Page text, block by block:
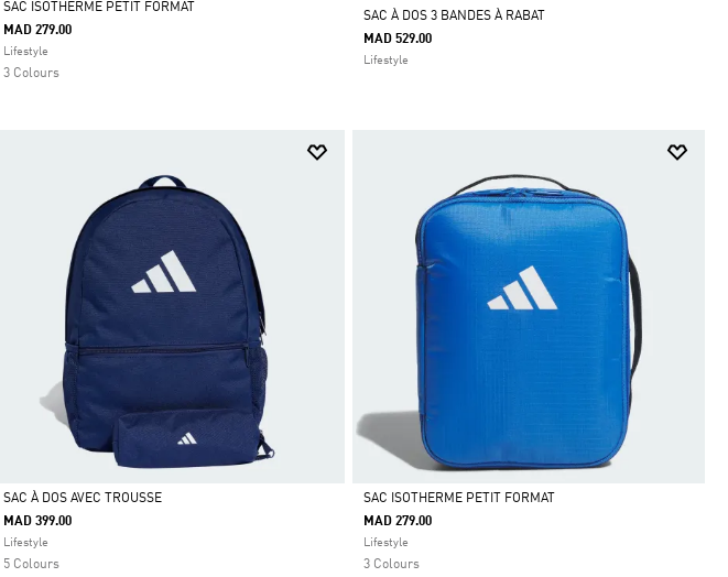
Selected
SAC ISOTHERME PETIT FORMAT
MAD 279.00
Lifestyle
3 Colours
SAC À DOS 3 BANDES À RABAT
MAD 529.00
Lifestyle
Selected
SAC À DOS AVEC TROUSSE
MAD 399.00
Lifestyle
5 Colours
Selected
SAC ISOTHERME PETIT FORMAT
MAD 279.00
Lifestyle
3 Colours